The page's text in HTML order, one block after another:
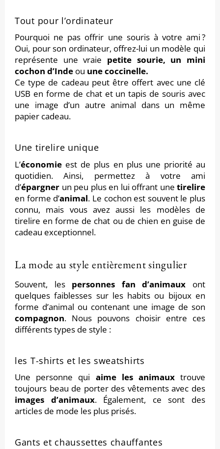
Tout pour l’ordinateur
Pourquoi ne pas offrir une souris à votre ami ?
Oui, pour son ordinateur, offrez-lui un modèle qui
représente une vraie petite sourie, un mini
cochon d’Inde ou unecoccinelle.
Ce type de cadeau peut être offert avec une clé
USB en forme de chat et un tapis de souris avec
une image d’un autre animal dans un même
papier cadeau.
Une tirelire unique
L’économie est de plus en plus une priorité au
quotidien. Ainsi, permettez à votre ami
d’épargner un peu plus en lui offrant une tirelire
en forme d’animal. Le cochon est souvent le plus
connu, mais vous avez aussi les modèles de
tirelire en forme de chat ou de chien en guise de
cadeau exceptionnel.
La mode au style entièrement singulier
Souvent, les personnes fan d’animaux ont
quelques faiblesses sur les habits ou bijoux en
forme d’animal ou contenant une image de son
compagnon. Nous pouvons choisir entre ces
différents types de style :
les T-shirts et les sweatshirts
Une personne qui aime les animaux trouve
toujours beau de porter des vêtements avec des
images d’animaux. Également, ce sont des
articles de mode les plus prisés.
Gants et chaussettes chauffantes